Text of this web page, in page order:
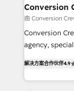
Reporting &
Marketing Enablement If you’re
HubSpot from
Conversion
由 Conversion
Conversion
agency,
Implementing
Service and
解决方案合作伙伴4.9